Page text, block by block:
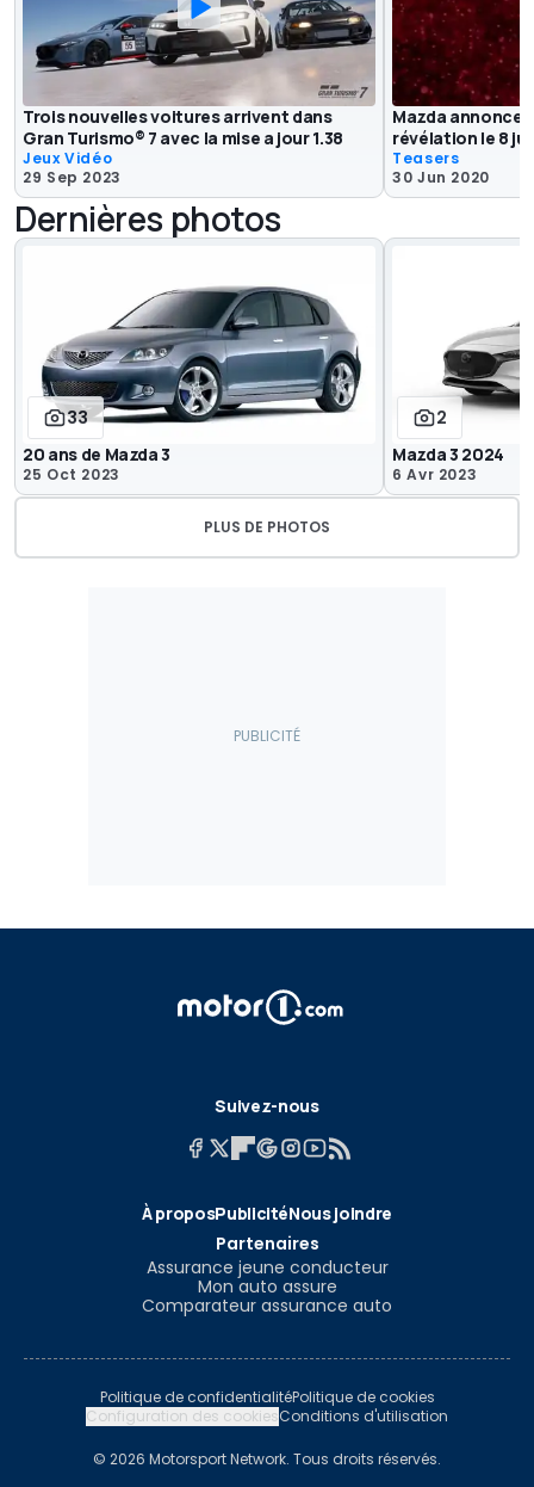
Trois nouvelles voitures arrivent dans
Gran Turismo® 7 avec la mise a jour 1.38
Jeux Vidéo
29 Sep 2023
Mazda annonce
révélation le 8
Teasers
30 Jun 2020
Dernières photos
33
20 ans de Mazda 3
25 Oct 2023
2
Mazda 3 2024
6 Avr 2023
PLUS DE PHOTOS
Suivez-nous
À proposPublicitéNous joindre
Partenaires
Assurance jeune conducteur
Mon auto assure
Comparateur assurance auto
Politique de confidentialitéPolitique de cookies
Configuration des cookiesConditions d'utilisation
© 2026 Motorsport Network. Tous droits réservés.